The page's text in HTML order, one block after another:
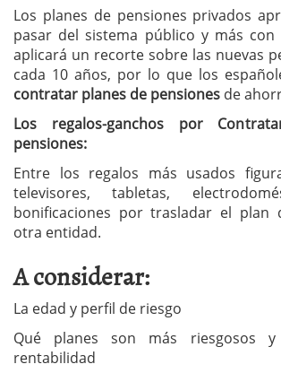
Los planes de pensiones privados
pasar del sistema público y más
aplicará un recorte sobre las nuevas
cada 10 años, por lo que los
contratar planes de pensiones de
Los regalos-ganchos por
pensiones:
Entre los regalos más usados
televisores, tabletas,
bonificaciones por trasladar el plan
otra entidad.
A considerar:
La edad y perfil de riesgo
Qué planes son más riesgosos
rentabilidad